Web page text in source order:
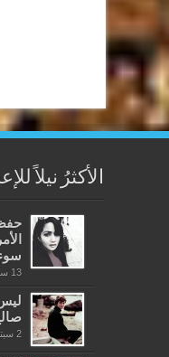
الأكثرُ نيلاً
حفظ
13 سبتمبر,2015
2 سبتمبر,2015